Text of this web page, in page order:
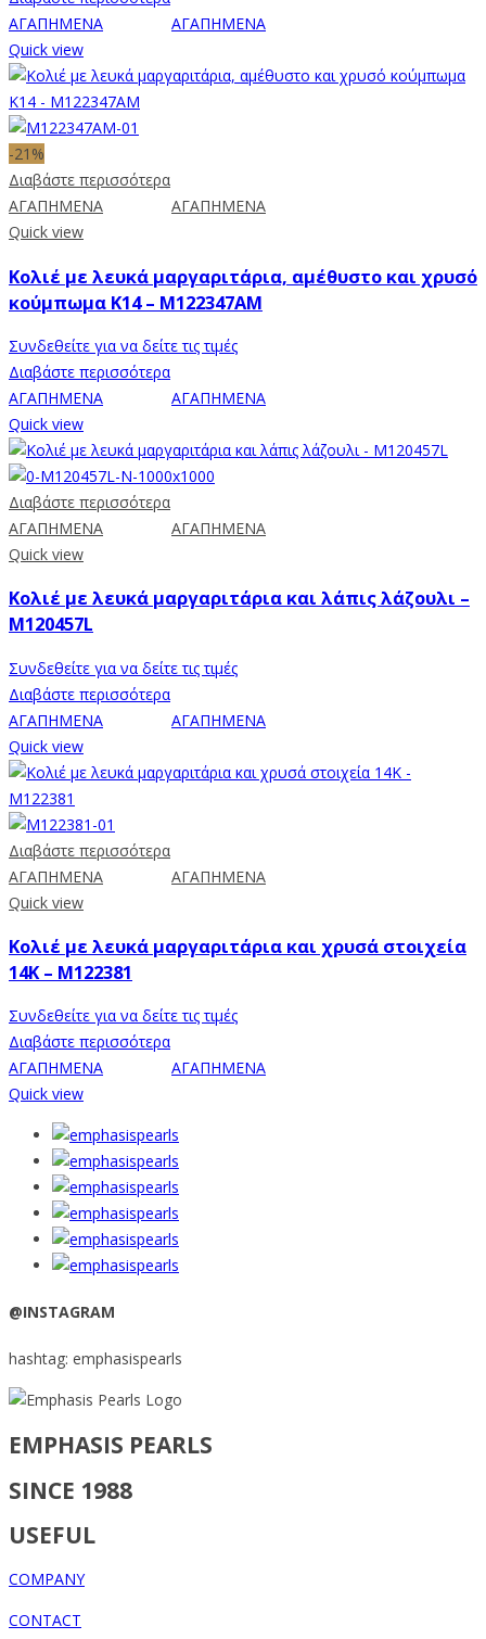
ΑΓΑΠΗΜΕΝΑ
ΑΓΑΠΗΜΕΝΑ
Quick view
-21%
Διαβάστε περισσότερα
ΑΓΑΠΗΜΕΝΑ
ΑΓΑΠΗΜΕΝΑ
Quick view
Κολιέ με λευκά μαργαριτάρια, αμέθυστο και χρυσό
κούμπωμα Κ14 – M122347AM
Συνδεθείτε για να δείτε τις τιμές
Διαβάστε περισσότερα
ΑΓΑΠΗΜΕΝΑ
ΑΓΑΠΗΜΕΝΑ
Quick view
Διαβάστε περισσότερα
ΑΓΑΠΗΜΕΝΑ
ΑΓΑΠΗΜΕΝΑ
Quick view
Κολιέ με λευκά μαργαριτάρια και λάπις λάζουλι –
M120457L
Συνδεθείτε για να δείτε τις τιμές
Διαβάστε περισσότερα
ΑΓΑΠΗΜΕΝΑ
ΑΓΑΠΗΜΕΝΑ
Quick view
Διαβάστε περισσότερα
ΑΓΑΠΗΜΕΝΑ
ΑΓΑΠΗΜΕΝΑ
Quick view
Κολιέ με λευκά μαργαριτάρια και χρυσά στοιχεία
14K – M122381
Συνδεθείτε για να δείτε τις τιμές
Διαβάστε περισσότερα
ΑΓΑΠΗΜΕΝΑ
ΑΓΑΠΗΜΕΝΑ
Quick view
@INSTAGRAM
hashtag: emphasispearls
EMPHASIS PEARLS
SINCE 1988
USEFUL
COMPANY
CONTACT